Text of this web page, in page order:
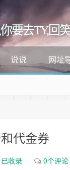
你要去TY,回
说说 网址
代金券
已收录 0个评论